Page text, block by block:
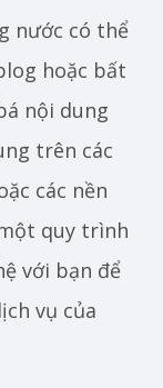
nước có thể
hoặc bất
nội dung
trên các
các nền
quy trình
với bạn để
vụ của